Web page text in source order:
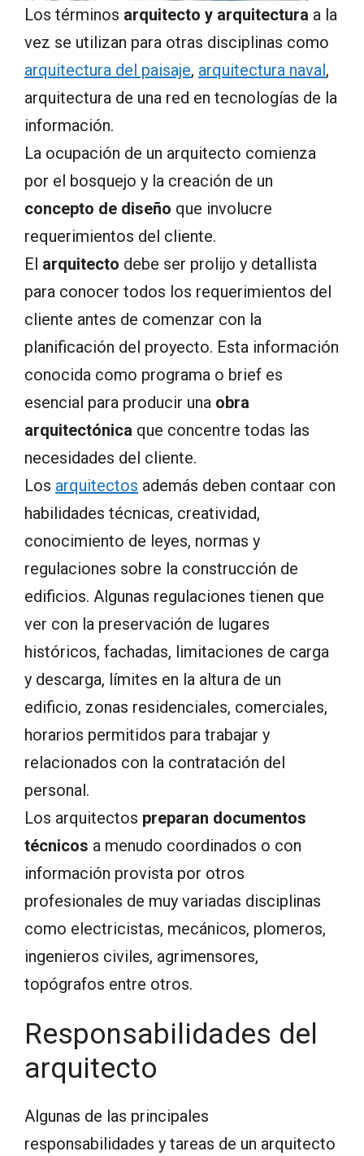
Los términos arquitecto y arquitectura a la
vez se utilizan para otras disciplinas como
arquitectura del paisaje, arquitectura naval,
arquitectura de una red en tecnologías de la
información.
La ocupación de un arquitecto comienza
por el bosquejo y la creación de un
concepto de diseño que involucre
requerimientos del cliente.
El arquitecto debe ser prolijo y detallista
para conocer todos los requerimientos del
cliente antes de comenzar con la
planificación del proyecto. Esta información
conocida como programa o brief es
esencial para producir una obra
arquitectónica que concentre todas las
necesidades del cliente.
Los arquitectos además deben contaar con
habilidades técnicas, creatividad,
conocimiento de leyes, normas y
regulaciones sobre la construcción de
edificios. Algunas regulaciones tienen que
ver con la preservación de lugares
históricos, fachadas, limitaciones de carga
y descarga, límites en la altura de un
edificio, zonas residenciales, comerciales,
horarios permitidos para trabajar y
relacionados con la contratación del
personal.
Los arquitectos preparan documentos
técnicos a menudo coordinados o con
información provista por otros
profesionales de muy variadas disciplinas
como electricistas, mecánicos, plomeros,
ingenieros civiles, agrimensores,
topógrafos entre otros.
Responsabilidades del
arquitecto
Algunas de las principales
responsabilidades y tareas de un arquitecto